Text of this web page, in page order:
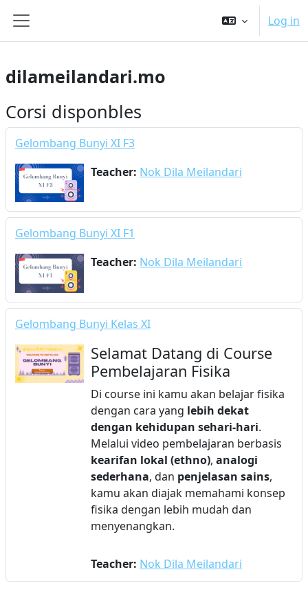
Side panel
Log in
dilameilandari.mo
Corsi disponbles
Gelombang Bunyi XI F3
Teacher: Nok Dila Meilandari
Gelombang Bunyi XI F1
Teacher: Nok Dila Meilandari
Gelombang Bunyi Kelas XI
Selamat Datang di Course
Pembelajaran Fisika
Di course ini kamu akan belajar fisika
dengan cara yang lebih dekat
dengan kehidupan sehari-hari.
Melalui video pembelajaran berbasis
kearifan lokal (ethno), analogi
sederhana, dan penjelasan sains,
kamu akan diajak memahami konsep
fisika dengan lebih mudah dan
menyenangkan.
Teacher: Nok Dila Meilandari